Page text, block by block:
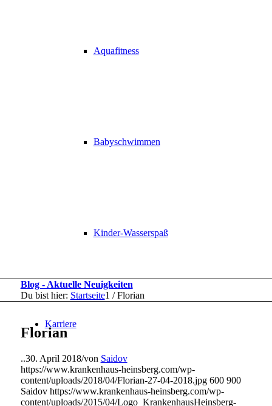
Aquafitness
Babyschwimmen
Kinder-Wasserspaß
Karriere
Blog - Aktuelle Neuigkeiten
Du bist hier: Startseite1 / Florian
Florian
..30. April 2018/von Saidov
https://www.krankenhaus-heinsberg.com/wp-
content/uploads/2018/04/Florian-27-04-2018.jpg 600 900
Saidov https://www.krankenhaus-heinsberg.com/wp-
content/uploads/2015/04/Logo_KrankenhausHeinsberg-